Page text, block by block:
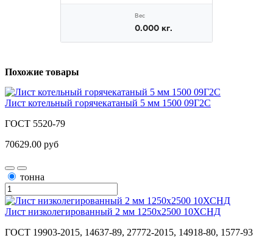
Похожие товары
Лист котельный горячекатаный 5 мм 1500 09Г2С
ГОСТ 5520-79
70629.00 руб
тонна
Лист низколегированный 2 мм 1250х2500 10ХСНД
ГОСТ 19903-2015, 14637-89, 27772-2015, 14918-80, 1577-93